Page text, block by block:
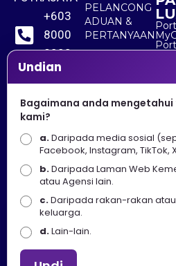
+603
8000
8000
+603
8891
7100
PELANCONG
ADUAN &
PERTANYAAN
Penafian : Kerajaan Malaysia dan
Pelancongan Seni dan Budaya
bertanggungjawab atas
disebabkan oleh penggunaan
yang diperolehi dari portal ini.
Undian
Bagaimana anda
kami?
a.Daripada media sosial
Facebook, Instagram, TikTok,
b.Daripada Laman Web
atau Agensi lain.
c.Daripada rakan-rakan
keluarga.
d.Lain-lain.
Apa Khabar! Selamat datang ke
Pelancongan, Seni dan Budaya